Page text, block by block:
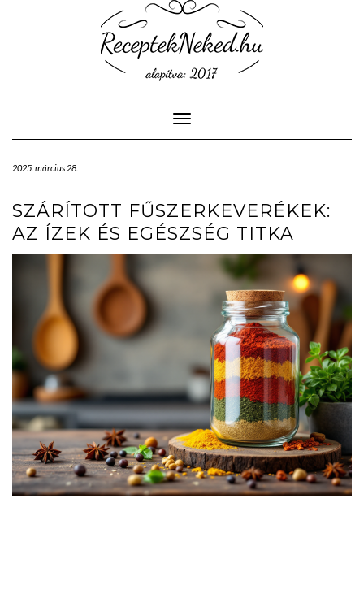
Toggle Navigation
2025. március 28.
SZÁRÍTOTT FŰSZERKEVERÉKEK:
AZ ÍZEK ÉS EGÉSZSÉG TITKA